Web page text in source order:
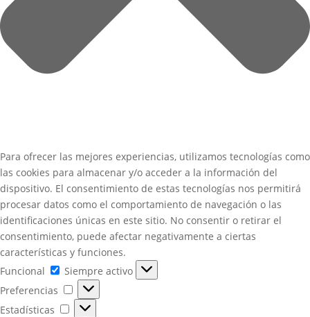
Para ofrecer las mejores experiencias, utilizamos tecnologías como
las cookies para almacenar y/o acceder a la información del
dispositivo. El consentimiento de estas tecnologías nos permitirá
procesar datos como el comportamiento de navegación o las
identificaciones únicas en este sitio. No consentir o retirar el
consentimiento, puede afectar negativamente a ciertas
características y funciones.
Funcional
Funcional
Siempre activo
Preferencias
Preferencias
Estadísticas
Estadísticas